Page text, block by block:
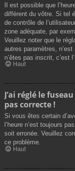
Il est possible que
différent du vôtre. Si tel
de contrôle de
zone adéquate, par
Veuillez noter que le
autres paramètres,
n’êtes pas inscrit, c’est
Haut
J’ai réglé le
pas correcte !
Si vous êtes certain
l’heure n’est toujours
soit erronée. Veuillez
ce problème.
Haut